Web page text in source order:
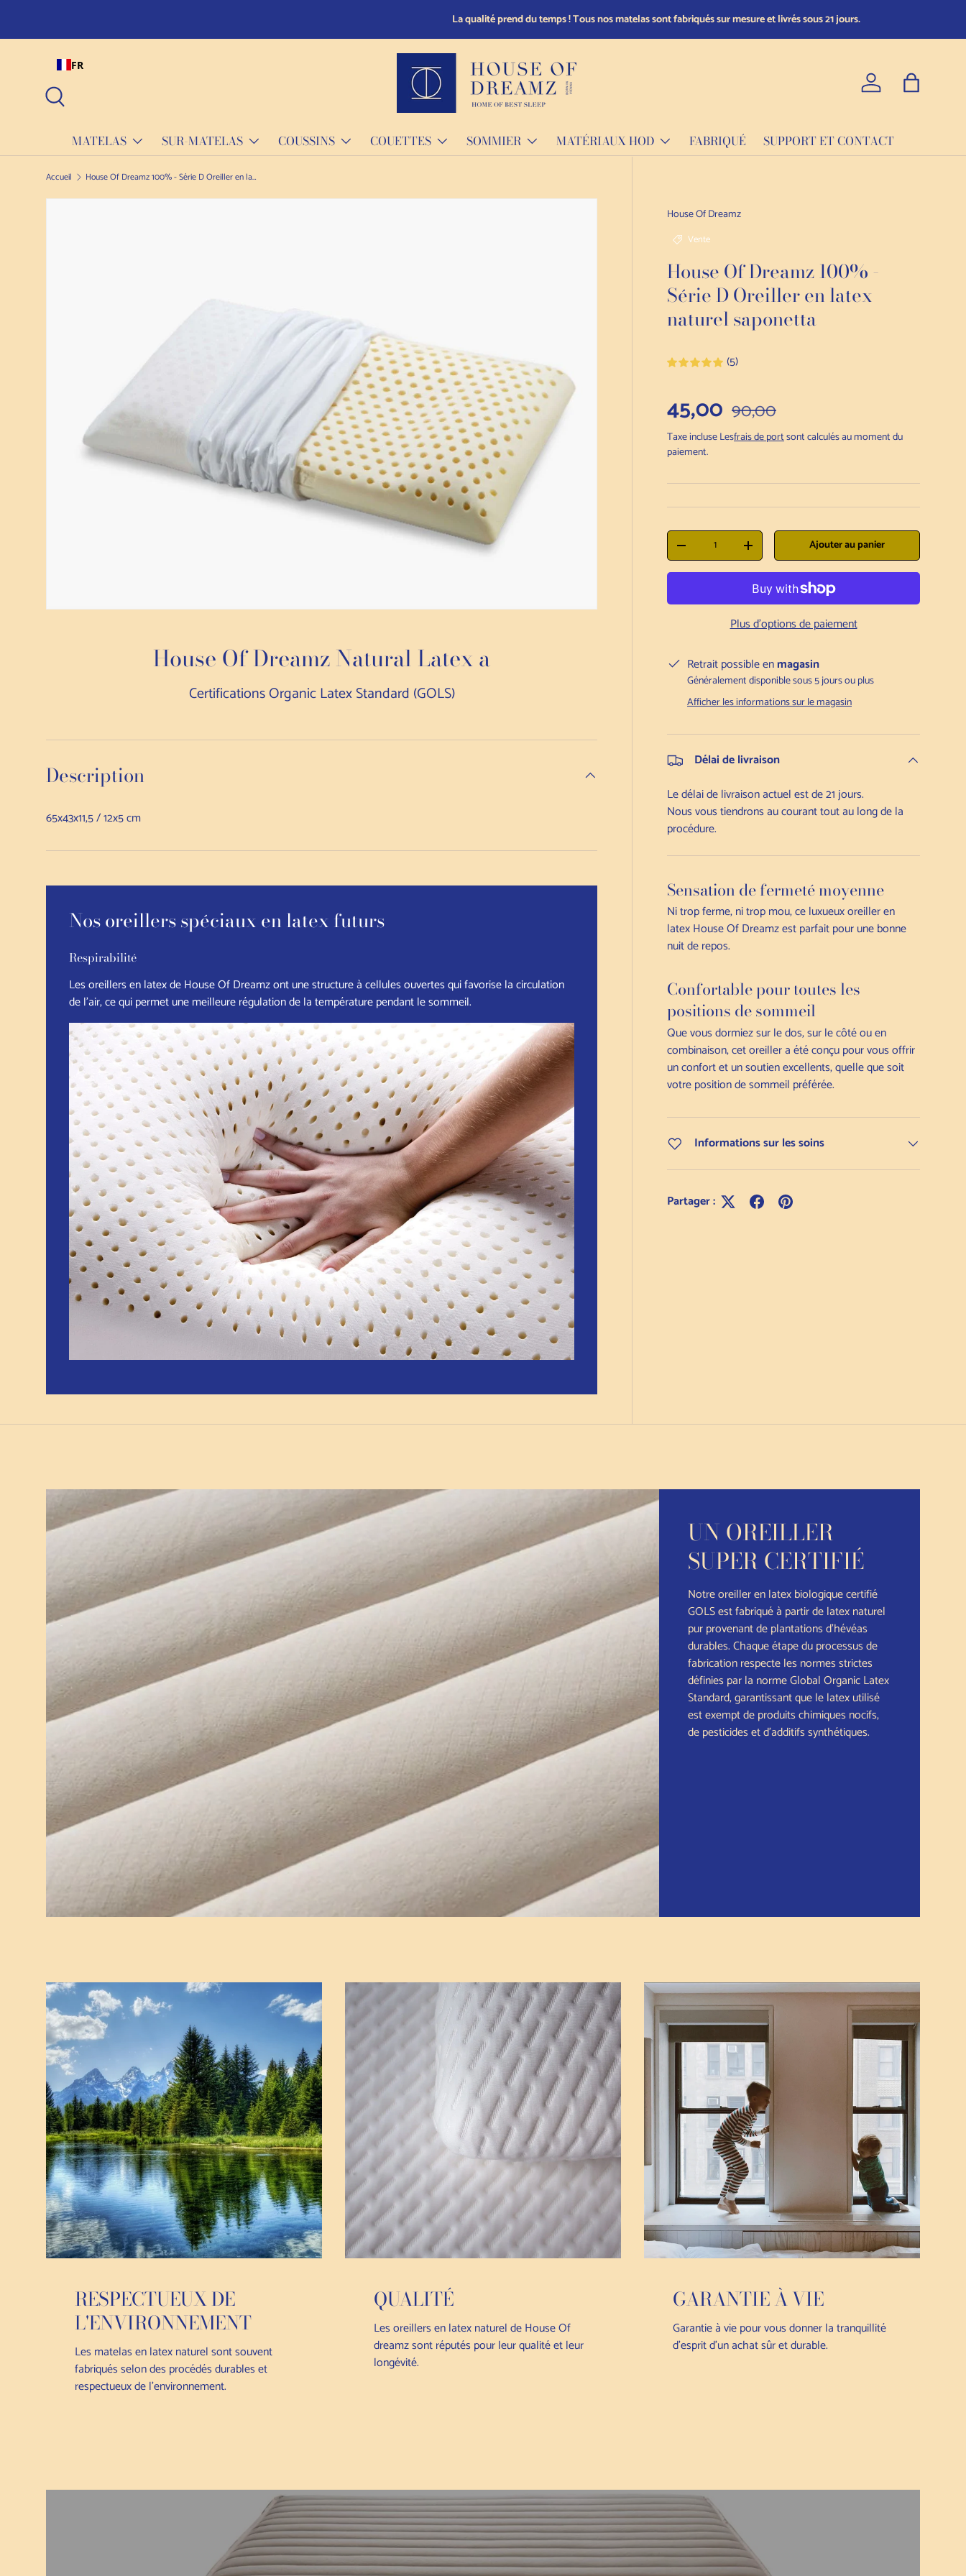
La qualité prend du temps ! Tous nos matelas sont fabriqués sur mesure et livrés sous 21 jours.
FR
Se connecter
Sac
MATELAS SUR-MATELAS COUSSINS COUETTES SOMMIER MATÉRIAUX HOD FABRIQUÉ SUPPORT ET CONTACT
Accueil House Of Dreamz 100% - Série D Oreiller en latex naturel saponetta
House Of Dreamz
Vente
House Of Dreamz 100% -
Série D Oreiller en latex
naturel saponetta
(5)
Prix de vente
45,00 Prix normal
90,00
Taxe incluse Lesfrais de portsont calculés au moment du
paiement.
Qté
Diminuer la quantitéAugmenter la quantitéAjouter au panier
Plus d'options de paiement
Retrait possible enmagasin
Généralement disponible sous 5 jours ou plus
Afficher les informations sur le magasin
Délai de livraison
Le délai de livraison actuel est de 21 jours.
Nous vous tiendrons au courant tout au long de la
procédure.
Sensation de fermeté moyenne
Ni trop ferme, ni trop mou, ce luxueux oreiller en
latex House Of Dreamz est parfait pour une bonne
nuit de repos.
Confortable pour toutes les
positions de sommeil
Que vous dormiez sur le dos, sur le côté ou en
combinaison, cet oreiller a été conçu pour vous offrir
un confort et un soutien excellents, quelle que soit
votre position de sommeil préférée.
Informations sur les soins
Partager :
House Of Dreamz Natural Latex a
Certifications Organic Latex Standard (GOLS)
Description
65x43x11,5 / 12x5 cm
Nos oreillers spéciaux en latex futurs
Respirabilité
Les oreillers en latex de House Of Dreamz ont une structure à cellules ouvertes qui favorise la circulation
de l'air, ce qui permet une meilleure régulation de la température pendant le sommeil.
UN OREILLER
SUPER CERTIFIÉ
Notre oreiller en latex biologique certifié
GOLS est fabriqué à partir de latex naturel
pur provenant de plantations d'hévéas
durables. Chaque étape du processus de
fabrication respecte les normes strictes
définies par la norme Global Organic Latex
Standard, garantissant que le latex utilisé
est exempt de produits chimiques nocifs,
de pesticides et d'additifs synthétiques.
RESPECTUEUX DE
L'ENVIRONNEMENT
Les matelas en latex naturel sont souvent
fabriqués selon des procédés durables et
respectueux de l'environnement.
QUALITÉ
Les oreillers en latex naturel de House Of
dreamz sont réputés pour leur qualité et leur
longévité.
GARANTIE À VIE
Garantie à vie pour vous donner la tranquillité
d'esprit d'un achat sûr et durable.